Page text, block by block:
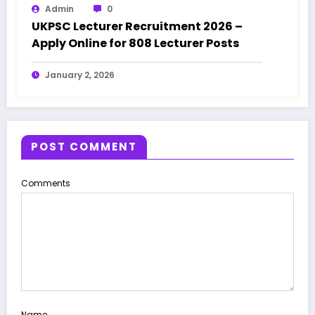
Admin 0
UKPSC Lecturer Recruitment 2026 –
Apply Online for 808 Lecturer Posts
January 2, 2026
POST COMMENT
Comments